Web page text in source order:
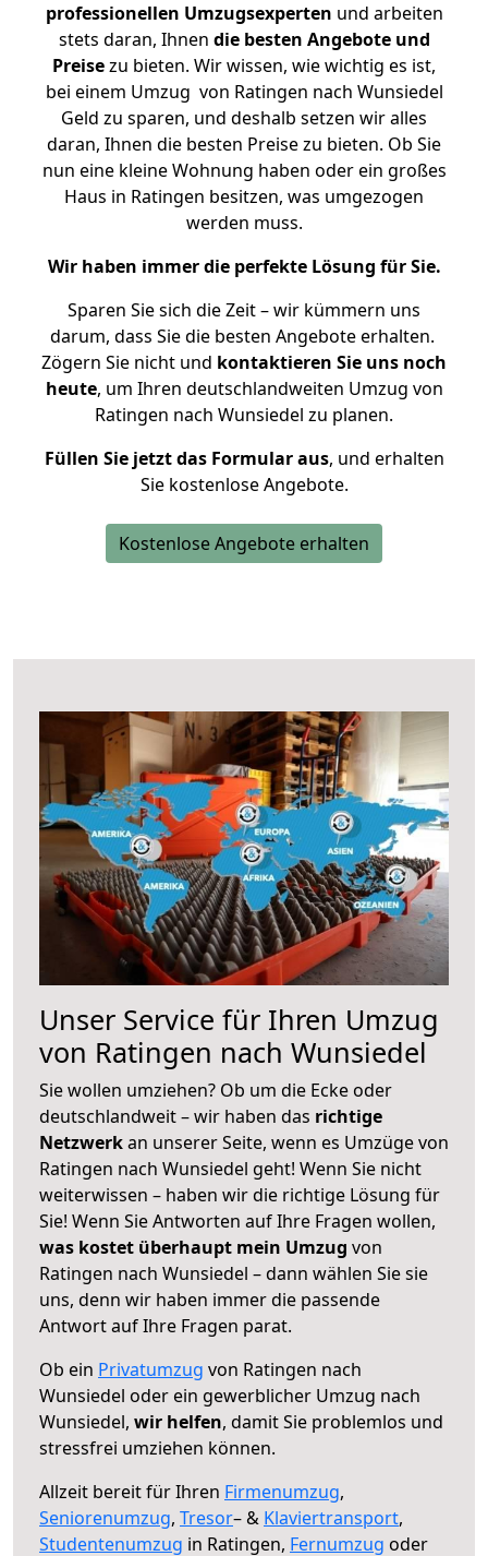
professionellen Umzugsexperten und arbeiten
stets daran, Ihnen die besten Angebote und
Preisezu bieten. Wir wissen, wie wichtig es ist,
bei einem Umzug von Ratingen nach Wunsiedel
Geld zu sparen, und deshalb setzen wir alles
daran, Ihnen die besten Preise zu bieten. Ob Sie
nun eine kleine Wohnung haben oder ein großes
Haus in Ratingen besitzen, was umgezogen
werden muss.
Wir haben immer die perfekte Lösung für Sie.
Sparen Sie sich die Zeit – wir kümmern uns
darum, dass Sie die besten Angebote erhalten.
Zögern Sie nicht und kontaktieren Sie uns noch
heute, um Ihren deutschlandweiten Umzug von
Ratingen nach Wunsiedel zu planen.
Füllen Sie jetzt das Formular aus, und erhalten
Sie kostenlose Angebote.
Kostenlose Angebote erhalten
Unser Service für Ihren Umzug
von Ratingen nach Wunsiedel
Sie wollen umziehen? Ob um die Ecke oder
deutschlandweit – wir haben das richtige
Netzwerkan unserer Seite, wenn es Umzüge von
Ratingen nach Wunsiedel geht! Wenn Sie nicht
weiterwissen – haben wir die richtige Lösung für
Sie! Wenn Sie Antworten auf Ihre Fragen wollen,
was kostet überhaupt mein Umzug von
Ratingen nach Wunsiedel – dann wählen Sie sie
uns, denn wir haben immer die passende
Antwort auf Ihre Fragen parat.
Ob ein Privatumzug von Ratingen nach
Wunsiedel oder ein gewerblicher Umzug nach
Wunsiedel, wir helfen, damit Sie problemlos und
stressfrei umziehen können.
Allzeit bereit für Ihren Firmenumzug,
Seniorenumzug, Tresor– & Klaviertransport,
Studentenumzug in Ratingen, Fernumzug oder